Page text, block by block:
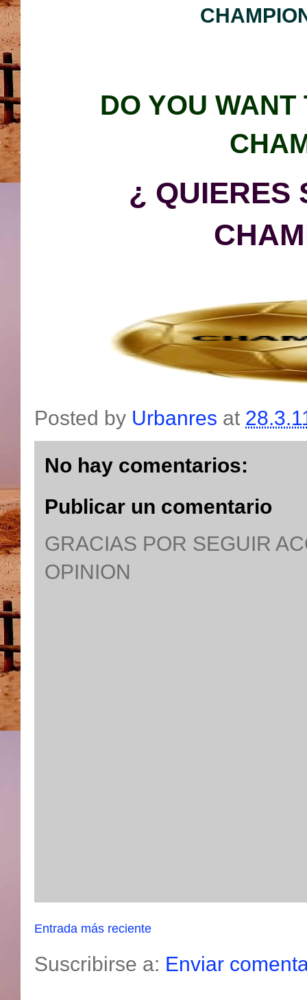
CHAMP
DO YOU WANT
¿ QUIERES
Posted by Urbanres at
No hay comentarios:
Publicar un comentario
GRACIAS POR SEGUIR
OPINION
Entrada más reciente
Suscribirse a: Enviar